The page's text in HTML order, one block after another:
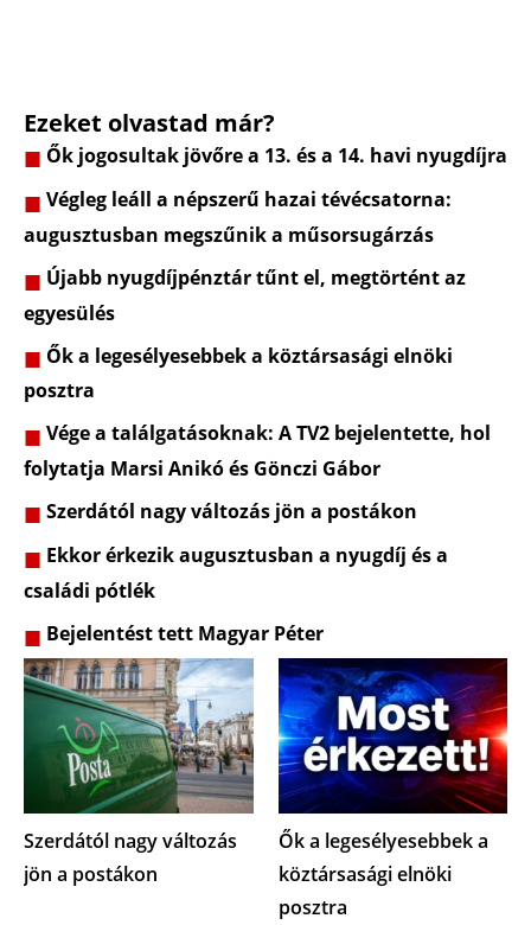
Ezeket olvastad már?
Ők jogosultak jövőre a 13. és a 14. havi nyugdíjra
Végleg leáll a népszerű hazai tévécsatorna:
augusztusban megszűnik a műsorsugárzás
Újabb nyugdíjpénztár tűnt el, megtörtént az
egyesülés
Ők a legesélyesebbek a köztársasági elnöki
posztra
Vége a találgatásoknak: A TV2 bejelentette, hol
folytatja Marsi Anikó és Gönczi Gábor
Szerdától nagy változás jön a postákon
Ekkor érkezik augusztusban a nyugdíj és a
családi pótlék
Bejelentést tett Magyar Péter
Szerdától nagy változás
jön a postákon
Ők a legesélyesebbek a
köztársasági elnöki
posztra